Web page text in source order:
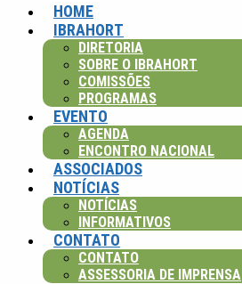
HOME
IBRAHORT
DIRETORIA
SOBRE O IBRAHORT
COMISSÕES
PROGRAMAS
EVENTO
AGENDA
ENCONTRO NACIONAL
ASSOCIADOS
NOTÍCIAS
NOTÍCIAS
INFORMATIVOS
CONTATO
CONTATO
ASSESSORIA DE IMPRENSA